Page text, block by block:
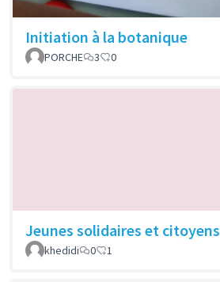
Initiation à la botanique
PORCHE
3 0
Jeunes solidaires et citoyens
khedidi
0 1